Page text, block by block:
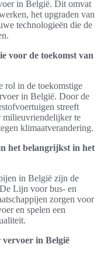
in België. Dit omvat
het upgraden van
technologieën die de
voor de toekomst van
rol in de toekomstige
in België. Door de
streeft
milieuvriendelijker te
klimaatverandering.
het belangrijkst in het
in België zijn de
Lijn voor bus- en
zorgen voor
en spelen een
vervoer in België